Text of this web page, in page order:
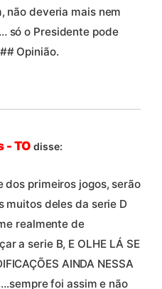
não deveria mais nem
só o Presidente pode
Opinião.
- TO disse:
dos primeiros jogos, serão
muitos deles da serie D
realmente de
a serie B, E OLHE LÁ SE
AINDA NESSA
foi assim e não